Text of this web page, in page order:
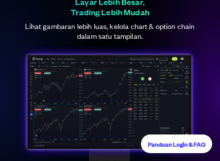
Trading Lebih Mudah
Lihat gambaran lebih luas, kelola chart & option chain
dalam satu tampilan.
Panduan Login & FAQ